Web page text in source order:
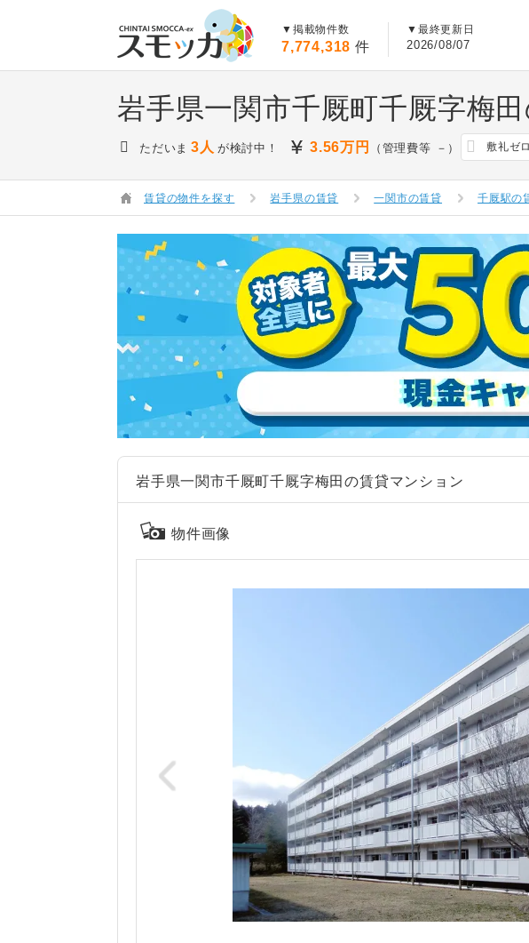
▼掲載物件数
7,774,318 件
▼最終更新日
2026/08/07
岩手県一関市千厩町千厩字梅
ただいま 3人 が検討中！ 3.56万円 （管理費等 －） 敷礼ゼロ
賃貸の物件を探す 岩手県の賃貸 一関市の賃貸 千厩駅の
岩手県一関市千厩町千厩字梅田の賃貸マンション
物件画像